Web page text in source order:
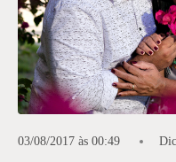
03/08/2017 às 00:49